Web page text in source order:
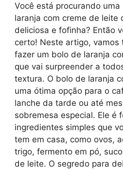
Você está procurando
laranja com creme de leite
deliciosa e fofinha? Então
certo! Neste artigo, vamos
fazer um bolo de laranja
que vai surpreender a
textura. O bolo de laranja
uma ótima opção para o
lanche da tarde ou até
sobremesa especial. Ele é
ingredientes simples que
tem em casa, como ovos,
trigo, fermento em pó,
de leite. O segredo para